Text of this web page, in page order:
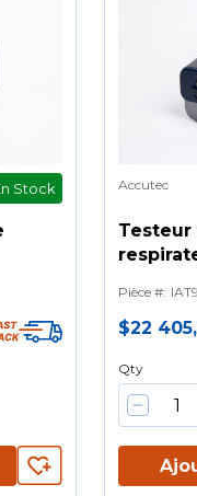
Stock
les
Accutec
types
Pièce #:
$22
Qty